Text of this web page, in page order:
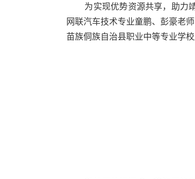
为实现优势资源共享，助力
网联汽车技术专业童鹏、彭豪老
苗族侗族自治县职业中等专业学